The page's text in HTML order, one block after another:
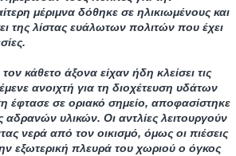
μέριμνα δόθηκε σε ηλικιωμένους και
της λίστας ευάλωτων πολιτών που έχει
κάθετο άξονα είχαν ήδη κλείσει τις
ανοιχτή για τη διοχέτευση υδάτων
έφτασε σε οριακό σημείο, αποφασίστηκε
αδρανών υλικών. Οι αντλίες λειτουργούν
νερά από τον οικισμό, όμως οι πιέσεις
εξωτερική πλευρά του χωριού ο όγκος